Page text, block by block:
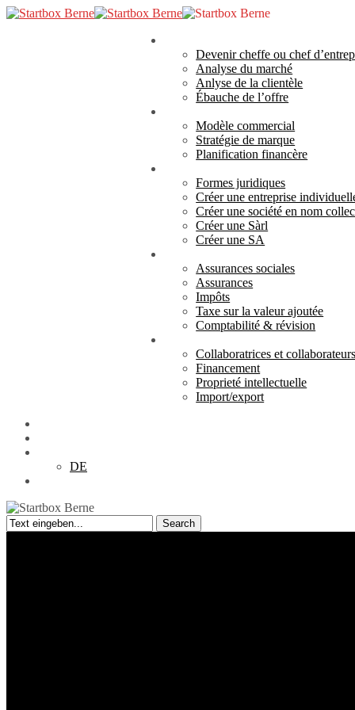
Skip
Devenir cheffe ou chef
Analyse du marché
Anlyse de la clientèle
Ébauche de l’offre
Modèle commercial
Stratégie de marque
Planification financère
Formes juridiques
Créer une entreprise
Créer une société en nom
Créer une Sàrl
Créer une SA
Assurances sociales
Assurances
Impôts
Taxe sur la valeur ajoutée
Comptabilité & révision
Collaboratrices et collaborateurs
Financement
Proprieté intellectuelle
Import/export
DE
Search